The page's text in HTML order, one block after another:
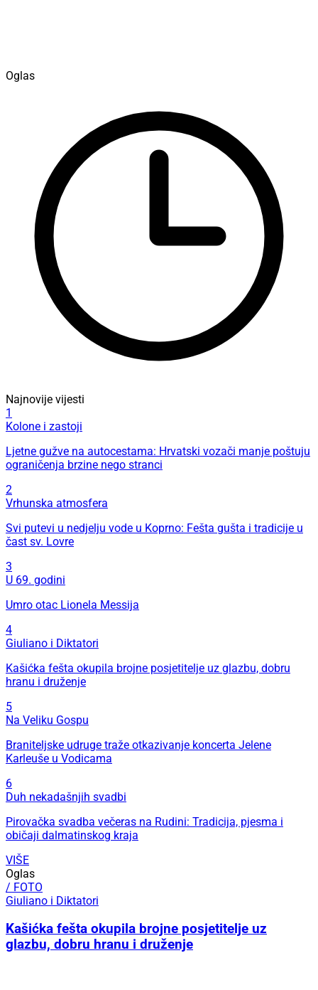
Oglas
Najnovije vijesti
1
Kolone i zastoji
Ljetne gužve na autocestama: Hrvatski vozači manje poštuju
ograničenja brzine nego stranci
2
Vrhunska atmosfera
Svi putevi u nedjelju vode u Koprno: Fešta gušta i tradicije u
čast sv. Lovre
3
U 69. godini
Umro otac Lionela Messija
4
Giuliano i Diktatori
Kašićka fešta okupila brojne posjetitelje uz glazbu, dobru
hranu i druženje
5
Na Veliku Gospu
Braniteljske udruge traže otkazivanje koncerta Jelene
Karleuše u Vodicama
6
Duh nekadašnjih svadbi
Pirovačka svadba večeras na Rudini: Tradicija, pjesma i
običaji dalmatinskog kraja
VIŠE
Oglas
/ FOTO
Giuliano i Diktatori
Kašićka fešta okupila brojne posjetitelje uz
glazbu, dobru hranu i druženje